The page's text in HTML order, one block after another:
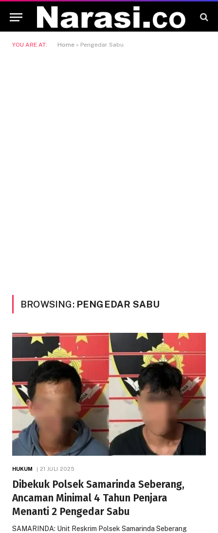
YOU ARE AT: Home » Pengedar Sabu
BROWSING: PENGEDAR SABU
HUKUM 21 JULI 2025
Dibekuk Polsek Samarinda Seberang,
Ancaman Minimal 4 Tahun Penjara
Menanti 2 Pengedar Sabu
SAMARINDA: Unit Reskrim Polsek Samarinda Seberang